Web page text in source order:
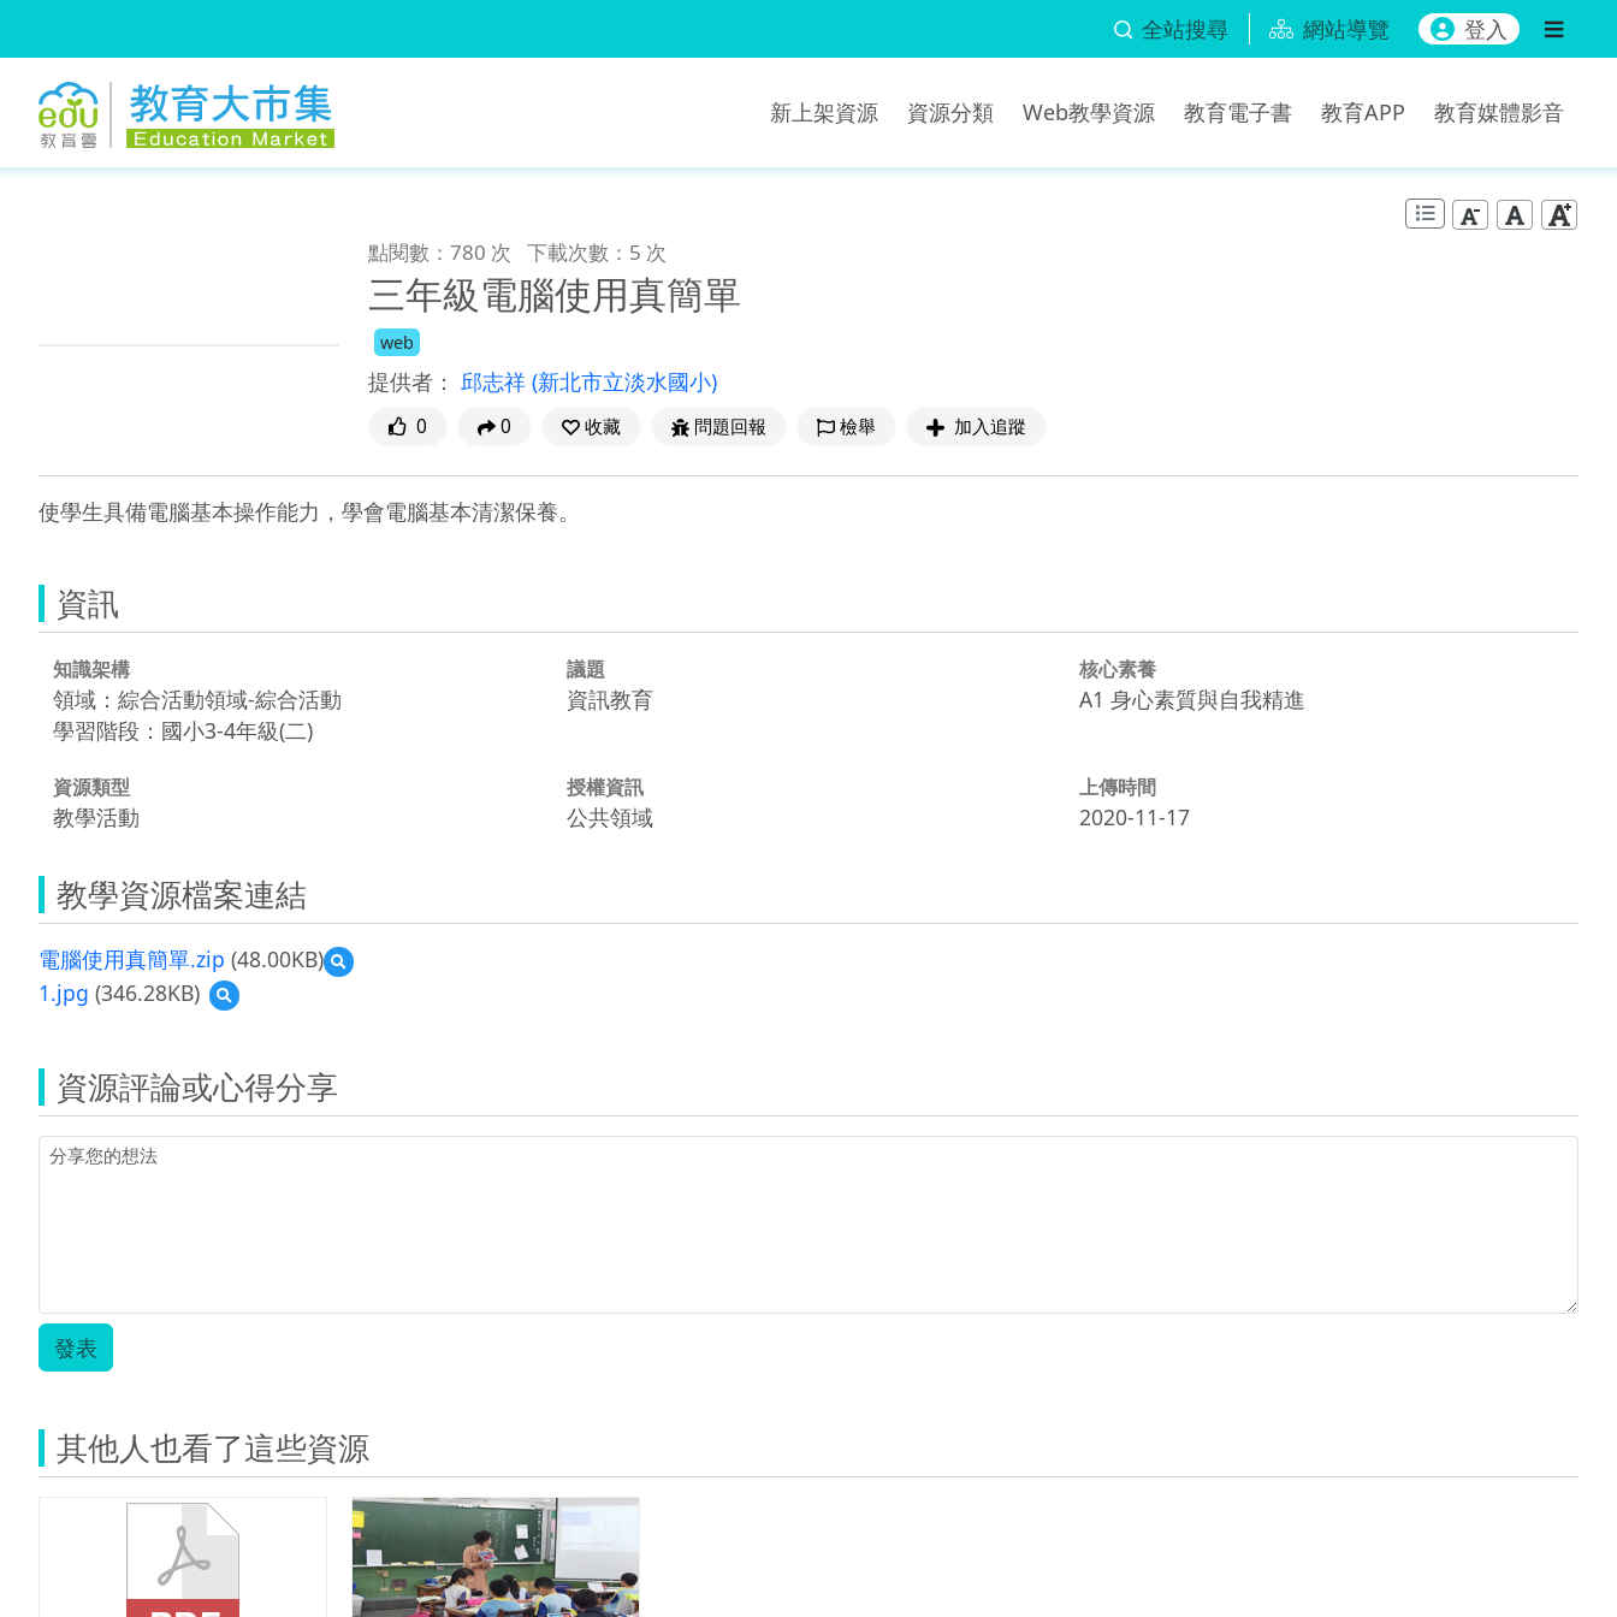
全站搜尋 網站導覽 登入
新上架資源 資源分類 Web教學資源 教育電子書 教育APP 教育媒體影音
點閱數：780 次 下載次數：5 次
三年級電腦使用真簡單
web
提供者： 邱志祥 (新北市立淡水國小)
0 0 收藏 問題回報 檢舉 加入追蹤
使學生具備電腦基本操作能力，學會電腦基本清潔保養。
資訊
知識架構
領域：綜合活動領域-綜合活動
學習階段：國小3-4年級(二)
議題
資訊教育
核心素養
A1 身心素質與自我精進
資源類型
教學活動
授權資訊
公共領域
上傳時間
2020-11-17
教學資源檔案連結
電腦使用真簡單.zip (48.00KB)
預
覽
簡
單.zip
1.jpg (346.28KB)
預
覽
資源評論或心得分享
發表
其他人也看了這些資源